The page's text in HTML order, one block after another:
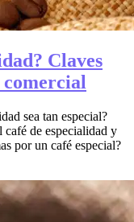
Claves
sea tan especial?
café de especialidad y
por un café especial?